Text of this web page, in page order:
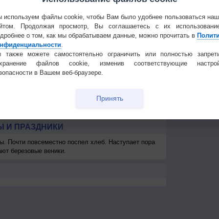
>10 км
> 1 км
3-6
<7
>10 км
-
3-6
>10 км
-
5-9
<7
>10 км
-
5-9
8
>10 км
-
5-9
>10 км
> 1 км
3-6
>10 км
> 1 км
>10 км
> 1 км
>
И ПРАЗДНИКИ
Почти повсеместно поспел хлеб. Наступает пора
березовые веники.
Гостевая
используем файлы cookie, чтобы Вам было удобнее пользоваться
Продолжая просмотр, Вы соглашаетесь с их
о том, как мы обрабатываем данные, можно прочитать в
также можете самостоятельно ограничить или полностью
файлов cookie, изменив соответствующие
в Вашем веб-браузере.
Принять